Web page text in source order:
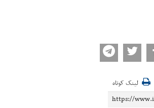
لینک کوتاه